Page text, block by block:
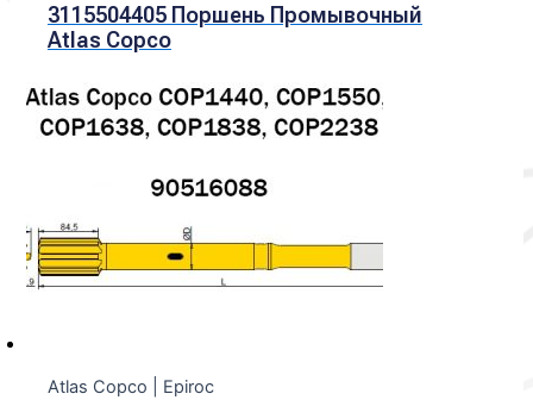
3115504405 Поршень Промывочный
Atlas Copco
Atlas Copco | Epiroc